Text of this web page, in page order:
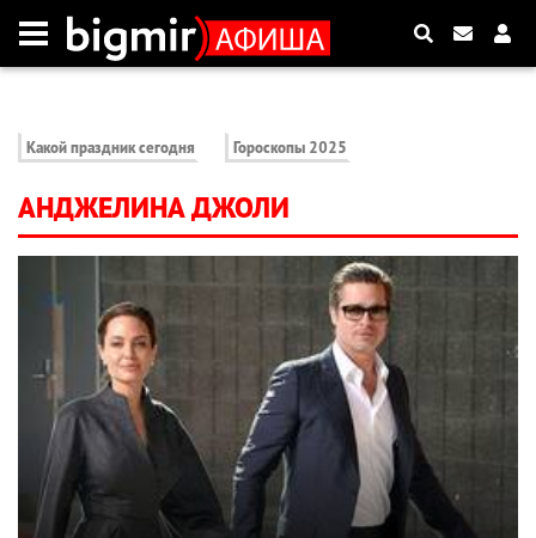
Какой праздник сегодня Гороскопы 2025
АНДЖЕЛИНА ДЖОЛИ